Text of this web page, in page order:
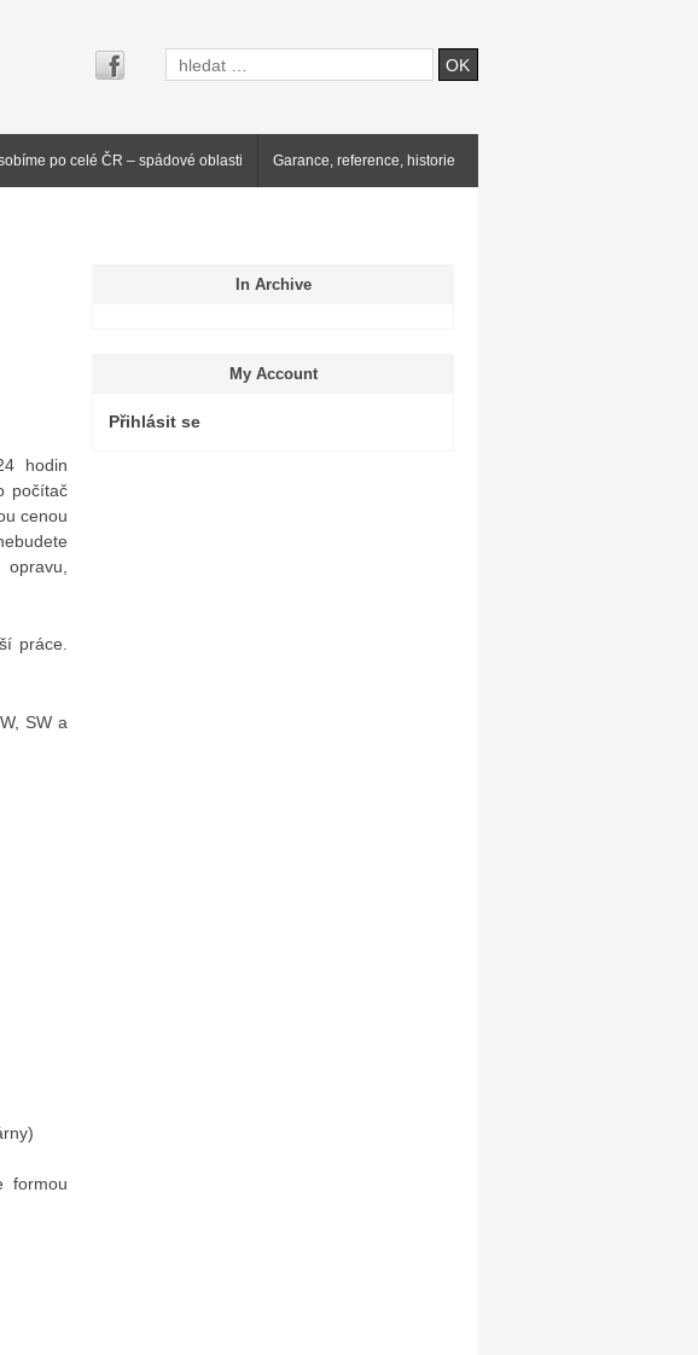
po celé ČR – spádové oblasti Garance, reference, historie
hodin
počítač
cenou
práce.
SW a
formou
In Archive
My Account
Přihlásit se